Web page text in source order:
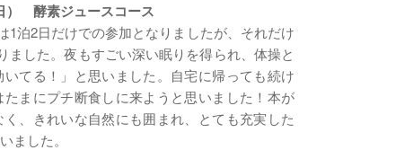
） 酵素ジュースコース
1泊2日だけでの参加となりましたが、それだけ
ました。夜もすごい深い眠りを得られ、体操と
てる！」と思いました。自宅に帰っても続け
まにプチ断食しに来ようと思いました！本が
、きれいな自然にも囲まれ、とても充実した
ました。